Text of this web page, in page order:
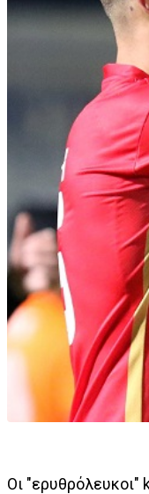
Οι "ερυθρόλευκοι"